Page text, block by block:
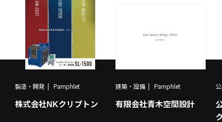
製造・開発 Pamphlet
株式会社NKクリプトン
建築・設備 Pamphlet
有限会社青木空間設計